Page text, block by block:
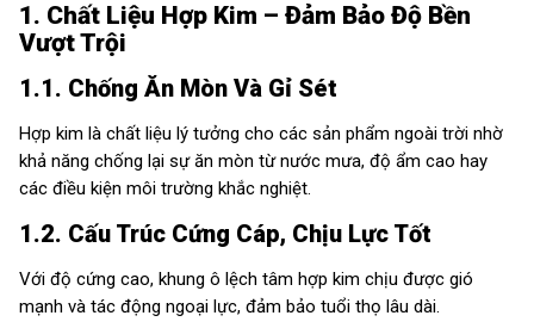
1. Chất Liệu Hợp Kim – Đảm Bảo Độ Bền
Vượt Trội
1.1. Chống Ăn Mòn Và Gỉ Sét
Hợp kim là chất liệu lý tưởng cho các sản phẩm ngoài trời nhờ
khả năng chống lại sự ăn mòn từ nước mưa, độ ẩm cao hay
các điều kiện môi trường khắc nghiệt.
1.2. Cấu Trúc Cứng Cáp, Chịu Lực Tốt
Với độ cứng cao, khung ô lệch tâm hợp kim chịu được gió
mạnh và tác động ngoại lực, đảm bảo tuổi thọ lâu dài.